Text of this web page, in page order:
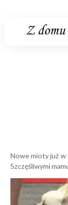
Nowe mioty już w
Szczęśliwymi